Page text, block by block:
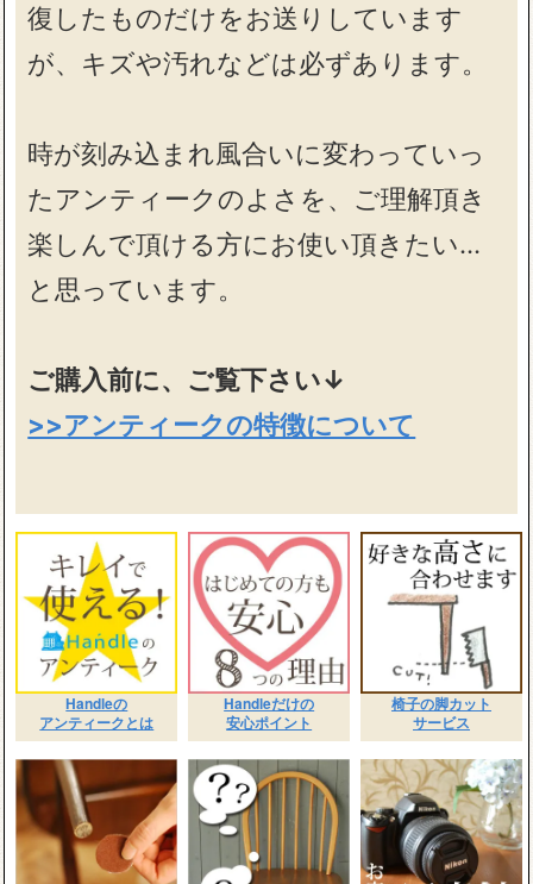
復したものだけをお送りしています
が、キズや汚れなどは必ずあります。
時が刻み込まれ風合いに変わっていっ
たアンティークのよさを、ご理解頂き
楽しんで頂ける方にお使い頂きたい…
と思っています。
ご購入前に、ご覧下さい↓
>>アンティークの特徴について
Handleの
アンティークとは
Handleだけの
安心ポイント
椅子の脚カット
サービス